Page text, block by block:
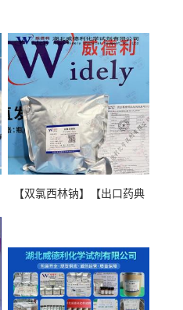
【双氯西林钠】【出口药典